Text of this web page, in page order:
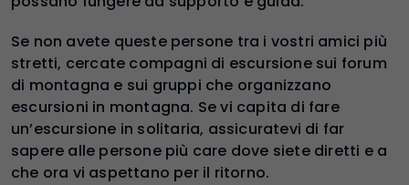
Se non avete queste persone tra i vostri amici più
stretti, cercate compagni di escursione sui forum
di montagna e sui gruppi che organizzano
escursioni in montagna. Se vi capita di fare
un’escursione in solitaria, assicuratevi di far
sapere alle persone più care dove siete diretti e a
che ora vi aspettano per il ritorno.